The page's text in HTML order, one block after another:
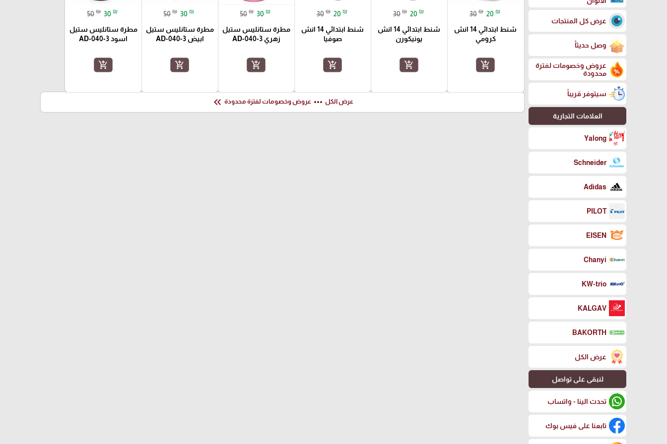
عرض كل المنتجات
وصل حديثاً
عروض وخصومات لفترة
محدودة
سيتوفر قريباً
العلامات التجارية
Yalong
Schneider
Adidas
PILOT
EISEN
Chanyi
KW-trio
KALGAV
BAKORTH
عرض الكل
لنبقى على تواصل
تحدث الينا - واتساب
تابعنا على فيس بوك
30 ₪ 20 ₪
شنط ابتدائي 14 انش
كرومي
add_shopping_cart
30 ₪ 20 ₪
شنط ابتدائي 14 انش
يونيكورن
add_shopping_cart
30 ₪ 20 ₪
شنط ابتدائي 14 انش
صوفيا
add_shopping_cart
50 ₪ 30 ₪
مطرة ستانليس ستيل
زهري AD-040-3
add_shopping_cart
50 ₪ 30 ₪
مطرة ستانليس ستيل
ابيض AD-040-3
add_shopping_cart
50 ₪ 30 ₪
مطرة ستانليس ستيل
اسود AD-040-3
add_shopping_cart
عرض الكل more_horiz عروض وخصومات لفترة محدودة keyboard_double_arrow_left